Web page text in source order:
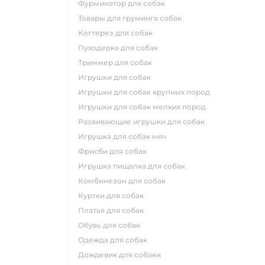
фурминатор для собак
товары для груминга собак
когтерез для собак
пуходерка для собак
триммер для собак
игрушки для собак
игрушки для собак крупных пород
игрушки для собак мелких пород
развивающие игрушки для собак
игрушка для собак мяч
фрисби для собак
игрушка пищалка для собак
комбинезон для собак
куртки для собак
платья для собак
обувь для собак
одежда для собак
дождевик для собаки